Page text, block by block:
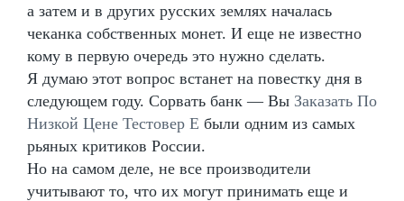
а затем и в других русских землях началась
чеканка собственных монет. И еще не известно
кому в первую очередь это нужно сделать.
Я думаю этот вопрос встанет на повестку дня в
следующем году. Сорвать банк — Вы Заказать По
Низкой Цене Тестовер Е были одним из самых
рьяных критиков России.
Но на самом деле, не все производители
учитывают то, что их могут принимать еще и